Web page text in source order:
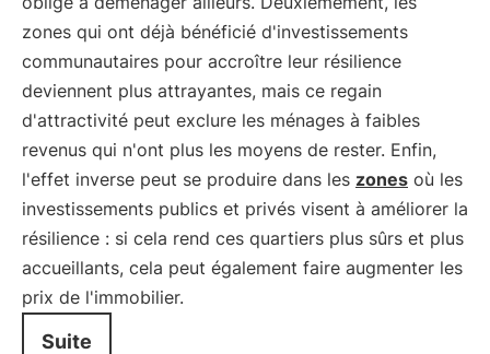
zones qui ont déjà bénéficié d'investissements
communautaires pour accroître leur résilience
deviennent plus attrayantes, mais ce regain
d'attractivité peut exclure les ménages à faibles
revenus qui n'ont plus les moyens de rester. Enfin,
l'effet inverse peut se produire dans les zones où les
investissements publics et privés visent à améliorer la
résilience : si cela rend ces quartiers plus sûrs et plus
accueillants, cela peut également faire augmenter les
prix de l'immobilier.
Suite